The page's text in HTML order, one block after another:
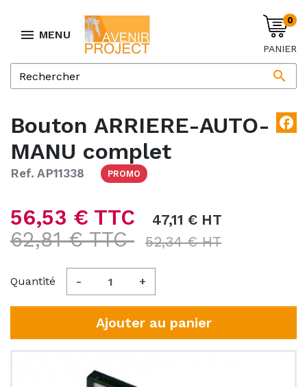
 MENU

0
PANIER
Bouton ARRIERE-AUTO-
MANU complet
facebook
Ref. AP11338 PROMO
56,53 € TTC 47,11 € HT
62,81 € TTC 52,34 € HT
Quantité - +
Ajouter au panier